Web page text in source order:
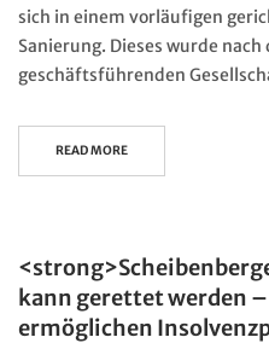
sich in einem vorläufigen
Sanierung. Dieses wurde
geschäftsführenden
READ MORE
kann gerettet werden
ermöglichen